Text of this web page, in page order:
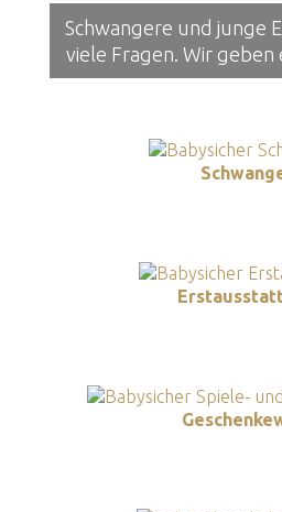
Schwangere und junge
viele Fragen. Wir